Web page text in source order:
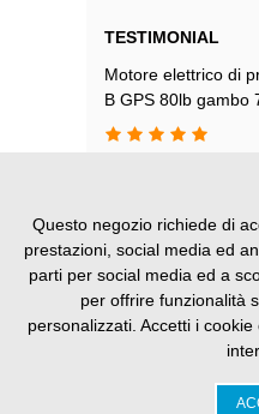
TESTIMONIAL
Motore elettrico di
B GPS 80lb gambo
deciso e l'ho
acquisti fatti,
lavoro di ancora e
consiglio pe ril
Da: Sa**** *****ra
Questo negozio richiede di
prestazioni, social media ed
parti per social media ed a
per offrire funzionalità
personalizzati. Accetti i